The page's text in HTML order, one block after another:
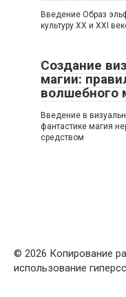
Введение Образ
культуру XX и XXI
Создание
магии:
волшебного
Введение в
фантастике магия
средством
© 2026 Копирование
использование